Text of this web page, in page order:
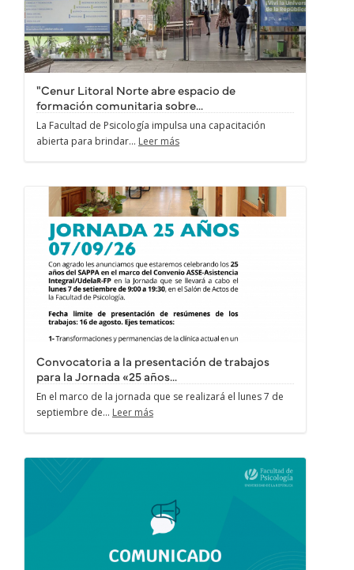
"Cenur Litoral Norte abre espacio de
formación comunitaria sobre...
La Facultad de Psicología impulsa una capacitación
abierta para brindar... Leer más
Convocatoria a la presentación de trabajos
para la Jornada «25 años...
En el marco de la jornada que se realizará el lunes 7 de
septiembre de... Leer más